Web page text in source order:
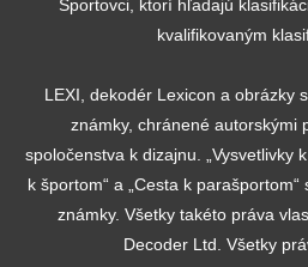
Športovci, ktorí hľadajú
kvalifikovaným
LEXI, dekodér Lexicon a obrázky
známky, chránené autorskými
spoločenstva k dizajnu. „Vysvetlivky
k športom“ a „Cesta k
známky. Všetky takéto práva
Decoder Ltd. Všetky